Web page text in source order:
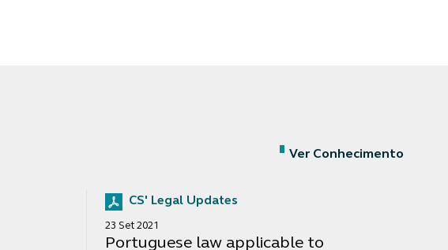
Ver Conhecimento
CS' Legal Updates
23 Set 2021
Portuguese law applicable to